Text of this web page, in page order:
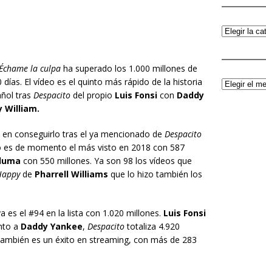
la culpaha superado los 1.000 millones de
días. El vídeo es el quinto más rápido de la historia
tras Despacitodel propio Luis Fonsicon Daddy
William.
conseguirlo tras el ya mencionado de Despacito
es de momento el más visto en 2018 con 587
con 550 millones. Ya son 98 los vídeos que
de Pharrell Williams que lo hizo también los
es el #94 en la lista con 1.020 millones. Luis Fonsi
a Daddy Yankee, Despacitototaliza 4.920
es un éxito en streaming, con más de 283